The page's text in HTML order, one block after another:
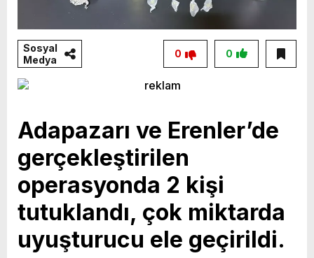
Sosyal
Medya
0
0
Adapazarı ve Erenler’de
gerçekleştirilen
operasyonda 2 kişi
tutuklandı, çok miktarda
uyuşturucu ele geçirildi.